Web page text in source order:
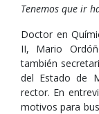
Tenemos que ir
Doctor en
II, Mario
también
del Estado de
rector. En
motivos para